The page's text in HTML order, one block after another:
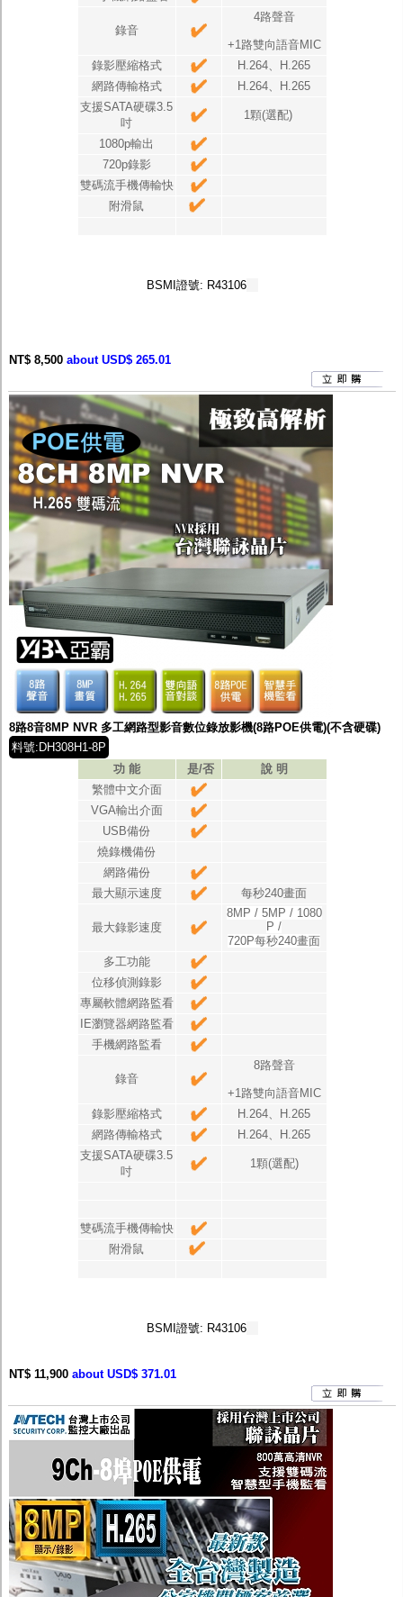
錄音
4路聲音
+1路雙向語音MIC
錄影壓縮格式
H.264、H.265
網路傳輸格式
H.264、H.265
支援SATA硬碟3.5
吋
1顆(選配)
1080p輸出
720p錄影
雙碼流手機傳輸快
附滑鼠
BSMI證號: R43106
NT$ 8,500 about USD$ 265.01
8路8音8MP NVR 多工網路型影音數位錄放影機(8路POE供電)(不含硬碟)
料號:DH308H1-8P
功 能
是/否
說 明
繁體中文介面
VGA輸出介面
USB備份
燒錄機備份
網路備份
最大顯示速度
每秒240畫面
最大錄影速度
8MP / 5MP / 1080
P /
720P每秒240畫面
多工功能
位移偵測錄影
專屬軟體網路監看
IE瀏覽器網路監看
手機網路監看
錄音
8路聲音
+1路雙向語音MIC
錄影壓縮格式
H.264、H.265
網路傳輸格式
H.264、H.265
支援SATA硬碟3.5
吋
1顆(選配)
雙碼流手機傳輸快
附滑鼠
BSMI證號: R43106
NT$ 11,900 about USD$ 371.01